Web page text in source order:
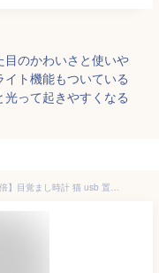
のかわいさと使いや
ト機能もついている
って起きやすくなる
【スーパーSALE 10％OFF 最大ポイント10倍】目覚まし時計 猫 usb 置き時計 猫 置き時計 目覚まし時計 猫 温度計 デジタル ライト スヌーズ 子供 女の子 男の子 おもしろ かわいい 可愛い 置時計 おしゃれ デジタル時計 小型 小さい 日付 光る 送料無料